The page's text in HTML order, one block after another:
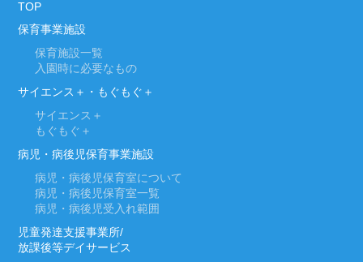
TOP
保育事業施設
保育施設一覧
入園時に必要なもの
サイエンス＋・もぐもぐ＋
サイエンス＋
もぐもぐ＋
病児・病後児保育事業施設
病児・病後児保育室について
病児・病後児保育室一覧
病児・病後児受入れ範囲
児童発達支援事業所/
放課後等デイサービス